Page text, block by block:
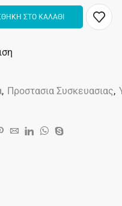
ΣΤΟ ΚΑΛΑΘΙ
, Προστασια Συσκευασιας,